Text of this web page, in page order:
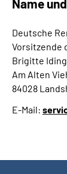
Name
Deutsche
Vorsitzende
Brigitte Iding
Am Alten
84028
E-Mail: